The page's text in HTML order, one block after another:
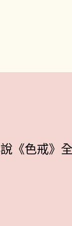
《色戒》